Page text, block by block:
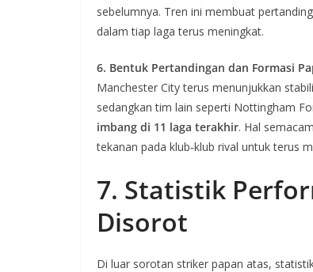
sebelumnya. Tren ini membuat
dalam tiap laga terus meningkat.
6. Bentuk Pertandingan dan Formasi
Manchester City terus menunjukkan
sedangkan tim lain seperti Nottingham
imbang di 11 laga terakhir. Hal
tekanan pada klub‑klub rival untuk terus
7. Statistik
Disorot
Di luar sorotan striker papan atas,